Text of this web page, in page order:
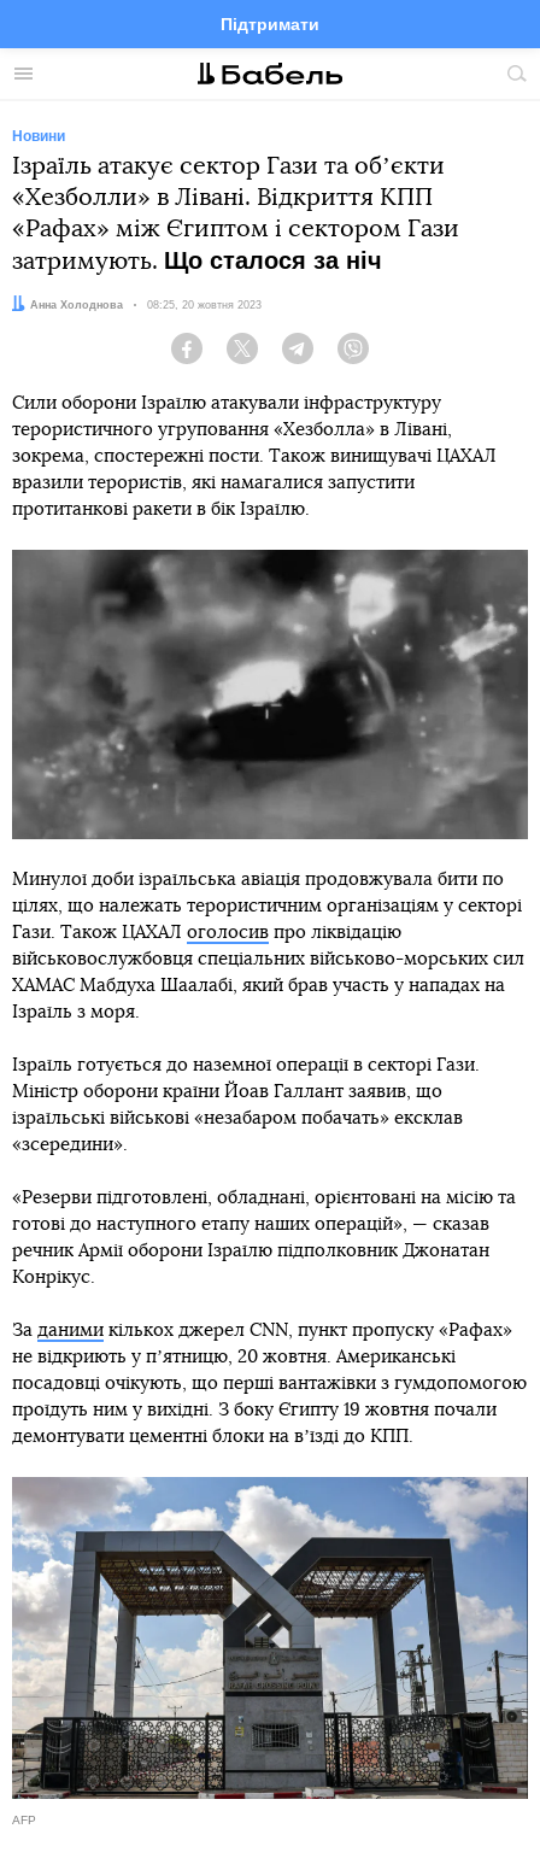
Меню
Підтримати
FacebookTelegramTwitter
Новини
Ізраїль атакує сектор Гази та обʼєкти
«Хезболли» в Лівані. Відкриття КПП
«Рафах» між Єгиптом і сектором Гази
затримують. Що сталося за ніч
Автор:
Анна Холоднова Дата:
08:25, 20 жовтня 2023
Facebook Twitter Telegram
Сили оборони Ізраїлю атакували інфраструктуру
терористичного угруповання «Хезболла» в Лівані,
зокрема, спостережні пости. Також винищувачі ЦАХАЛ
вразили терористів, які намагалися запустити
протитанкові ракети в бік Ізраїлю.
Минулої доби ізраїльська авіація продовжувала бити по
цілях, що належать терористичним організаціям у секторі
Гази. Також ЦАХАЛ оголосив про ліквідацію
військовослужбовця спеціальних військово-морських сил
ХАМАС Мабдуха Шаалабі, який брав участь у нападах на
Ізраїль з моря.
Ізраїль готується до наземної операції в секторі Гази.
Міністр оборони країни Йоав Галлант заявив, що
ізраїльські військові «незабаром побачать» ексклав
«зсередини».
«Резерви підготовлені, обладнані, орієнтовані на місію та
готові до наступного етапу наших операцій», — сказав
речник Армії оборони Ізраїлю підполковник Джонатан
Конрікус.
За даними кількох джерел CNN, пункт пропуску «Рафах»
не відкриють у пʼятницю, 20 жовтня. Американські
посадовці очікують, що перші вантажівки з гумдопомогою
проїдуть ним у вихідні. З боку Єгипту 19 жовтня почали
демонтувати цементні блоки на вʼїзді до КПП.
AFP